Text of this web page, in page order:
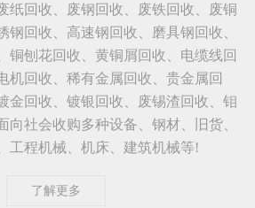
纸回收、废钢回收、废铁回收、废铜
钢回收、高速钢回收、磨具钢回收、
铜刨花回收、黄铜屑回收、电缆线回
机回收、稀有金属回收、贵金属回
金回收、镀银回收、废锡渣回收、钼
向社会收购多种设备、钢材、旧货、
工程机械、机床、建筑机械等!
了解更多